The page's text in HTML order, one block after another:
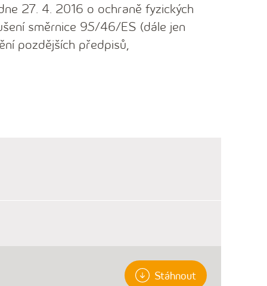
27. 4. 2016 o ochraně fyzických
směrnice 95/46/ES (dále jen
pozdějších předpisů,
Stáhnout